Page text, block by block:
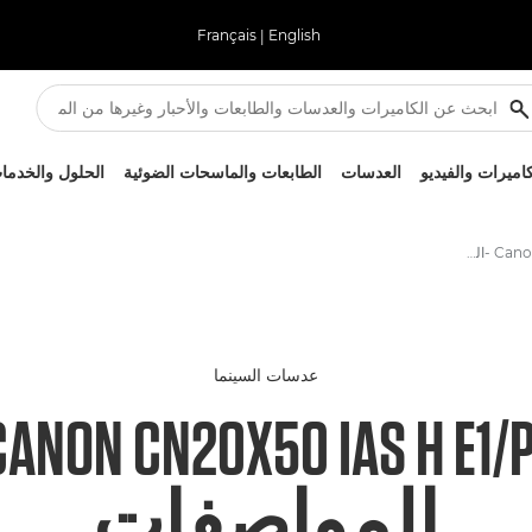
English
|
Français
والفيديو العدسات الطابعات والماسحات الضوئية الحلول
Canon CN20x50 IAS H E1/P1 -المواصفات - عدسات السينما
عدسات السينما
CN20X50 IAS H E1/